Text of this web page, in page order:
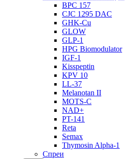
BPC 157
CJC 1295 DAC
GHK-Cu
GLOW
GLP-1
HPG Biomodulator
IGF-1
Kisspeptin
KPV 10
LL-37
Melanotan II
MOTS-C
NAD+
PT-141
Reta
Semax
Thymosin Alpha-1
Спреи